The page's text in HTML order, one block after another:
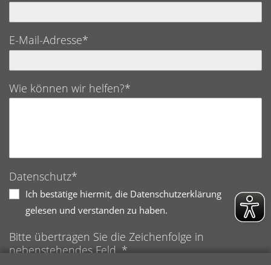
E-Mail-Adresse*
Wie können wir helfen?*
Datenschutz*
Ich bestätige hiermit, die Datenschutzerklärung
gelesen und verstanden zu haben.
Bitte übertragen Sie die Zeichenfolge in
nebenstehendes Feld. *